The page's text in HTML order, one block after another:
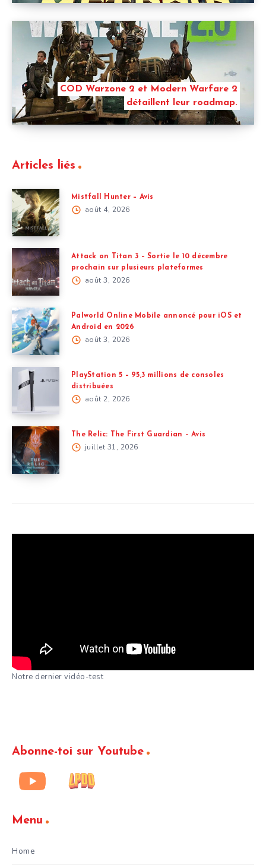
COD Warzone 2 et Modern Warfare 2
détaillent leur roadmap.
Articles liés
Mistfall Hunter – Avis
août 4, 2026
Attack on Titan 3 – Sortie le 10 décembre
prochain sur plusieurs plateformes
août 3, 2026
Palworld Online Mobile annoncé pour iOS et
Android en 2026
août 3, 2026
PlayStation 5 – 95,3 millions de consoles
distribuées
août 2, 2026
The Relic: The First Guardian – Avis
juillet 31, 2026
Notre dernier vidéo-test
Abonne-toi sur Youtube
Menu
Home